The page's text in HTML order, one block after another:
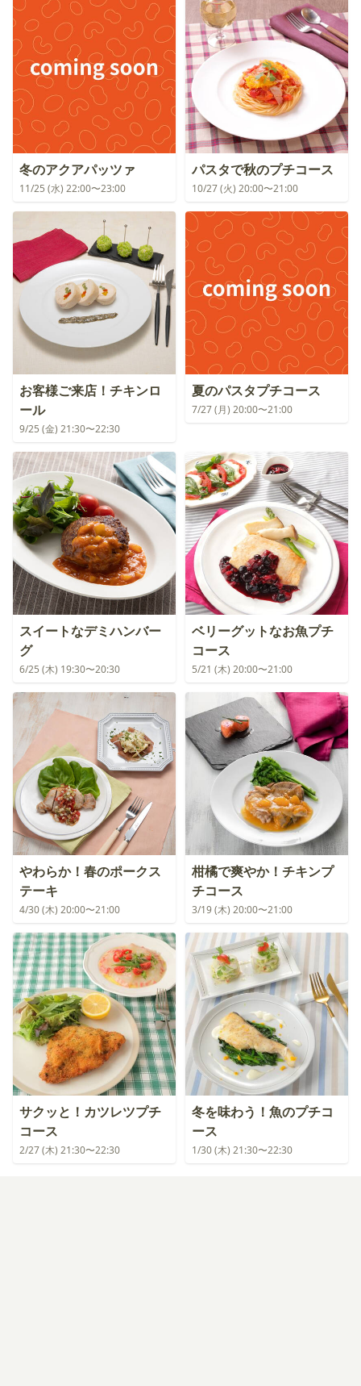
冬のアクアパッツァ
11/25 (水) 22:00〜23:00
パスタで秋のプチコース
10/27 (火) 20:00〜21:00
お客様ご来店！チキンロ
ール
9/25 (金) 21:30〜22:30
夏のパスタプチコース
7/27 (月) 20:00〜21:00
スイートなデミハンバー
グ
6/25 (木) 19:30〜20:30
ベリーグットなお魚プチ
コース
5/21 (木) 20:00〜21:00
やわらか！春のポークス
テーキ
4/30 (木) 20:00〜21:00
柑橘で爽やか！チキンプ
チコース
3/19 (木) 20:00〜21:00
サクッと！カツレツプチ
コース
2/27 (木) 21:30〜22:30
冬を味わう！魚のプチコ
ース
1/30 (木) 21:30〜22:30